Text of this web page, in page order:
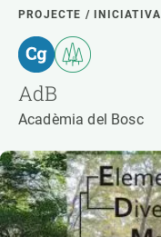
PROJECTE / INICIATIVA
AdB
Acadèmia del Bosc